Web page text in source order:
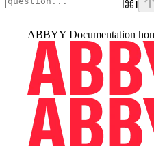
⌘I
ABBYY Documentation